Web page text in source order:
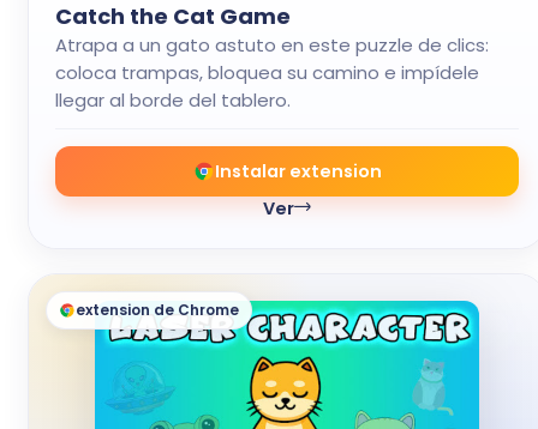
Catch the Cat Game
Atrapa a un gato astuto en este puzzle de clics:
coloca trampas, bloquea su camino e impídele
llegar al borde del tablero.
Instalar extension
Ver
extension de Chrome